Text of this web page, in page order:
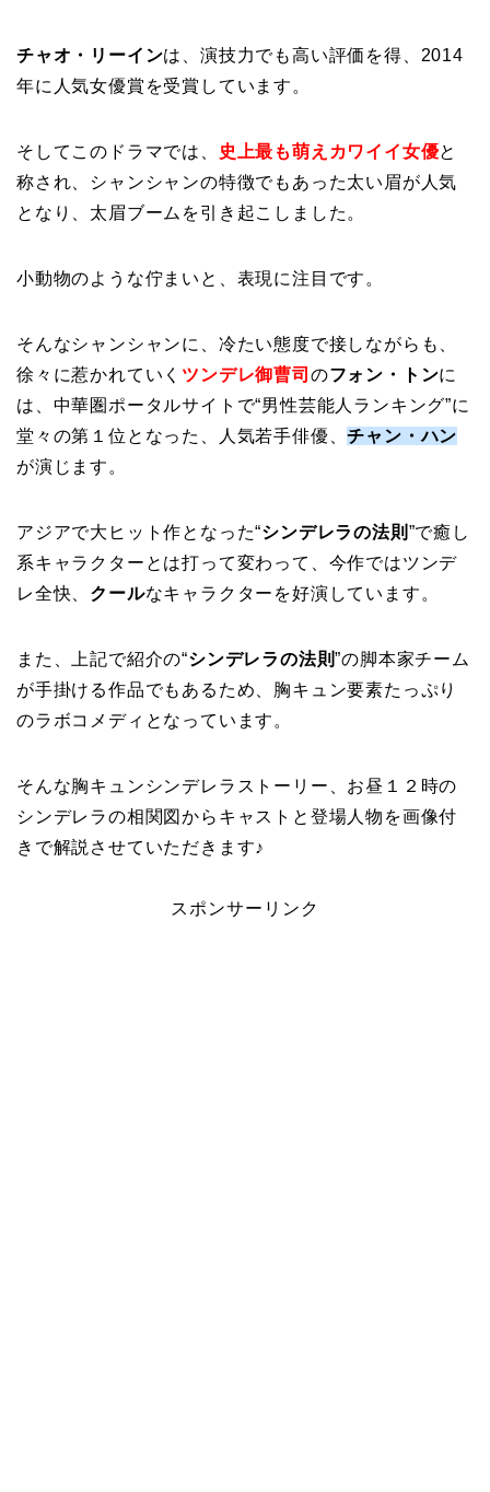
チャオ・リーインは、演技力でも高い評価を得、2014
年に人気女優賞を受賞しています。
そしてこのドラマでは、 史上最も萌えカワイイ女優と
称され、シャンシャンの特徴でもあった太い眉が人気
となり、太眉ブームを引き起こしました。
小動物のような佇まいと、表現に注目です。
そんなシャンシャンに、冷たい態度で接しながらも、
徐々に惹かれていく ツンデレ御曹司 のフォン・トンに
は、中華圏ポータルサイトで“男性芸能人ランキング”に
堂々の第１位となった、人気若手俳優、チャン・ハン
が演じます。
アジアで大ヒット作となった“シンデレラの法則 ”で癒し
系キャラクターとは打って変わって、今作ではツンデ
レ全快、 クールなキャラクターを好演しています。
また、上記で紹介の“シンデレラの法則”の脚本家チーム
が手掛ける作品でもあるため、胸キュン要素たっぷり
のラボコメディとなっています。
そんな胸キュンシンデレラストーリー、お昼１２時の
シンデレラの相関図からキャストと登場人物を画像付
きで解説させていただきます♪
スポンサーリンク